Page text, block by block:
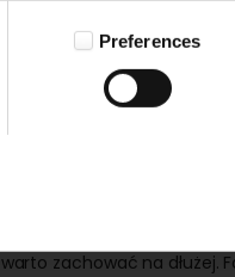
Preferences
na przechowywanie
zachować na